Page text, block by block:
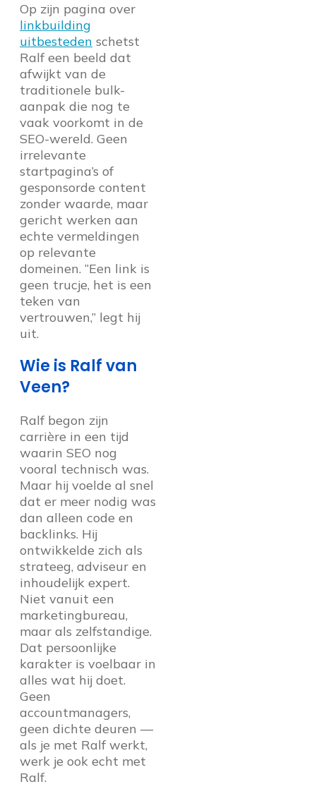
Op zijn pagina over
linkbuilding
uitbesteden schetst
Ralf een beeld dat
afwijkt van de
traditionele bulk-
aanpak die nog te
vaak voorkomt in de
SEO-wereld. Geen
irrelevante
startpagina’s of
gesponsorde content
zonder waarde, maar
gericht werken aan
echte vermeldingen
op relevante
domeinen. “Een link is
geen trucje, het is een
teken van
vertrouwen,” legt hij
uit.
Wie is Ralf van
Veen?
Ralf begon zijn
carrière in een tijd
waarin SEO nog
vooral technisch was.
Maar hij voelde al snel
dat er meer nodig was
dan alleen code en
backlinks. Hij
ontwikkelde zich als
strateeg, adviseur en
inhoudelijk expert.
Niet vanuit een
marketingbureau,
maar als zelfstandige.
Dat persoonlijke
karakter is voelbaar in
alles wat hij doet.
Geen
accountmanagers,
geen dichte deuren —
als je met Ralf werkt,
werk je ook echt met
Ralf.